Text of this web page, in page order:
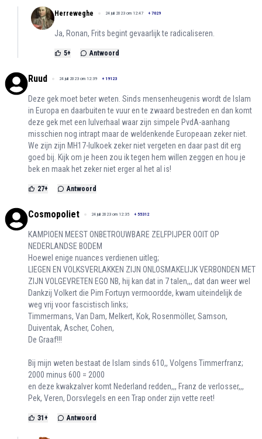
Herreweghe 24 juli 2023 om 12:47 + 7029
Ja, Ronan, Frits begint gevaarlijk te radicaliseren.
5+ Antwoord
Ruud 24 juli 2023 om 12:39 + 19123
Deze gek moet beter weten. Sinds mensenheugenis wordt de Islam
in Europa en daarbuiten te vuur en te zwaard bestreden en dan komt
deze gek met een lulverhaal waar zijn simpele PvdA-aanhang
misschien nog intrapt maar de weldenkende Europeaan zeker niet.
We zijn zijn MH17-lulkoek zeker niet vergeten en daar past dit erg
goed bij. Kijk om je heen zou ik tegen hem willen zeggen en hou je
bek en maak het zeker niet erger al het al is!
27+ Antwoord
Cosmopoliet 24 juli 2023 om 12:35 + 55312
KAMPIOEN MEEST ONBETROUWBARE ZELFPIJPER OOIT OP
NEDERLANDSE BODEM
Hoewel enige nuances verdienen uitleg;
LIEGEN EN VOLKSVERLAKKEN ZIJN ONLOSMAKELIJK VERBONDEN MET
ZIJN VOLGEVRETEN EGO NB, hij kan dat in 7 talen,,, dat dan weer wel
Dankzij Volkert die Pim Fortuyn vermoordde, kwam uiteindelijk de
weg vrij voor fascistisch links;
Timmermans, Van Dam, Melkert, Kok, Rosenmöller, Samson,
Duiventak, Ascher, Cohen,
De Graaf!!!
Bij mijn weten bestaat de Islam sinds 610,, Volgens Timmerfranz;
2000 minus 600 = 2000
en deze kwakzalver komt Nederland redden,,, Franz de verlosser,,,
Pek, Veren, Dorsvlegels en een Trap onder zijn vette reet!
31 + Antwoord